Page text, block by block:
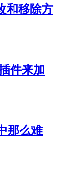
和移除方
件来加
那么难